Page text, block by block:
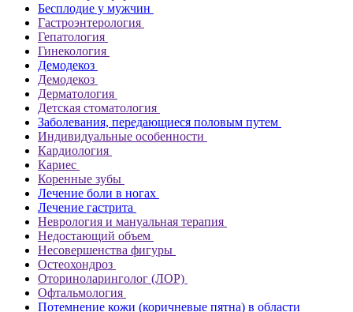
Бесплодие у мужчин
Гастроэнтерология
Гепатология
Гинекология
Демодекоз
Демодекоз
Дерматология
Детская стоматология
Заболевания, передающиеся половым путем
Индивидуальные особенности
Кардиология
Кариес
Коренные зубы
Лечение боли в ногах
Лечение гастрита
Неврология и мануальная терапия
Недостающий объем
Несовершенства фигуры
Остеохондроз
Оториноларинголог (ЛОР)
Офтальмология
Потемнение кожи (коричневые пятна) в области